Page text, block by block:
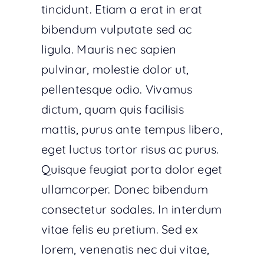
tincidunt. Etiam a erat in erat
bibendum vulputate sed ac
ligula. Mauris nec sapien
pulvinar, molestie dolor ut,
pellentesque odio. Vivamus
dictum, quam quis facilisis
mattis, purus ante tempus libero,
eget luctus tortor risus ac purus.
Quisque feugiat porta dolor eget
ullamcorper. Donec bibendum
consectetur sodales. In interdum
vitae felis eu pretium. Sed ex
lorem, venenatis nec dui vitae,